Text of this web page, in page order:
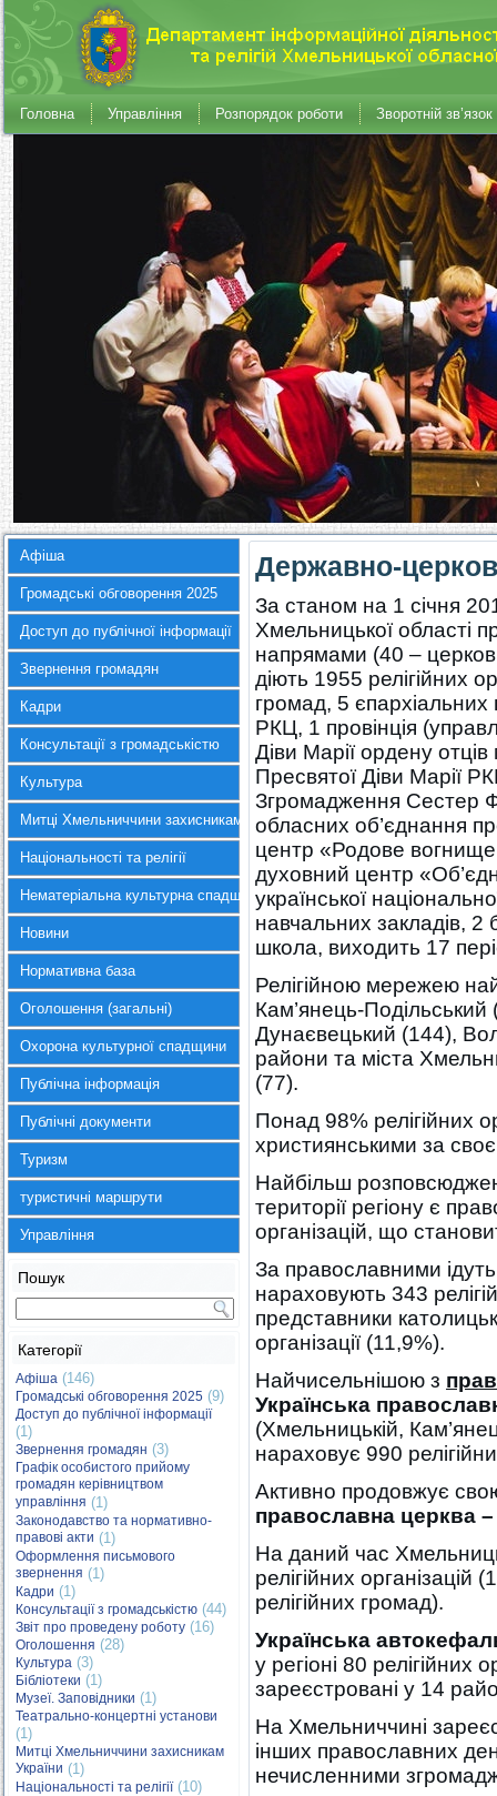
Головна Управління Розпорядок роботи Зворотній зв’язок
Афіша
Громадські обговорення 2025
Доступ до публічної інформації
Звернення громадян
Кадри
Консультації з громадськістю
Культура
Митці Хмельниччини захисникам України
Національності та релігії
Нематеріальна культурна спадщина
Новини
Нормативна база
Оголошення (загальні)
Охорона культурної спадщини
Публічна інформація
Публічні документи
Туризм
туристичні маршрути
Управління
Пошук
Категорії
Афіша (146)
Громадські обговорення 2025 (9)
Доступ до публічної інформації
(1)
Звернення громадян (3)
Графік особистого прийому
громадян керівництвом
управління (1)
Законодавство та нормативно-
правові акти (1)
Оформлення письмового
звернення (1)
Кадри (1)
Консультації з громадськістю (44)
Звіт про проведену роботу (16)
Оголошення (28)
Культура (3)
Бібліотеки (1)
Музеї. Заповідники (1)
Театрально-концертні установи
(1)
Митці Хмельниччини захисникам
України (1)
Національності та релігії(10)
Державно-
За станом на 1 січня
Хмельницької області
напрямами (40 –
діють 1955 релігійних
громад, 5 єпархіальних
РКЦ, 1 провінція
Діви Марії ордену
Пресвятої Діви Марії
Згромадження Сестер
обласних об’єднання
центр «Родове вогнище
духовний центр
української
навчальних закладів, 2
школа, виходить 17
Релігійною мережею
Кам’янець-Подільський
Дунаєвецький (144),
райони та міста
(77).
Понад 98% релігійних
християнськими за
Найбільш
території регіону є
організацій, що
За православними ідуть
нараховують 343
представники
організації (11,9%).
Найчисельнішою з
Українська
(Хмельницькій,
нараховує 990
Активно продовжує
православна церква –
На даний час
релігійних організацій
релігійних громад).
Українська
у регіоні 80 релігійних
зареєстровані у 14
На Хмельниччині
інших православних
нечисленними